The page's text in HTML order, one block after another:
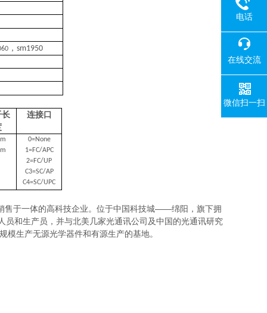
， sm1950
长
连接口
0=None
1=FC/APC
2=FC/UP
C3=SC/AP
C4=SC/UPC
售于一体的高科技企业。位于中国科技城——绵阳，旗下拥
和生产员，并与北美几家光通讯公司及中国的光通讯研究
生产无源光学器件和有源生产的基地。
电话
在线交流
微信扫一扫